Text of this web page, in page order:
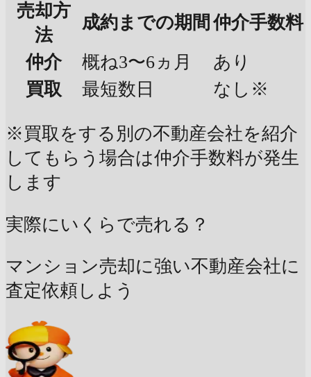
売却方
法
成約までの期間 仲介手数料
仲介
概ね3〜6ヵ月
あり
買取
最短数日 なし※
※買取をする別の不動産会社を紹介
してもらう場合は仲介手数料が発生
します
実際にいくらで売れる？
マンション売却に強い不動産会社に
査定依頼しよう